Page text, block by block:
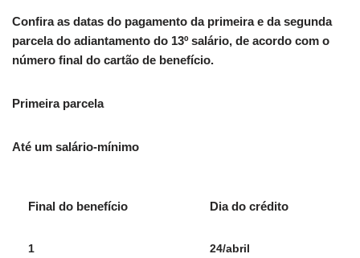
Confira as datas do pagamento da primeira e da segunda
parcela do adiantamento do 13º salário, de acordo com o
número final do cartão de benefício.
Primeira parcela
Até um salário-mínimo
Final do benefício Dia do crédito
1 24/abril